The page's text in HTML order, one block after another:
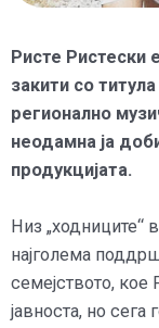
Ристе Ристески
закити со
регионално
неодамна ја
продукцијата.
Низ „ходниците“
најголема
семејството,
јавноста, но